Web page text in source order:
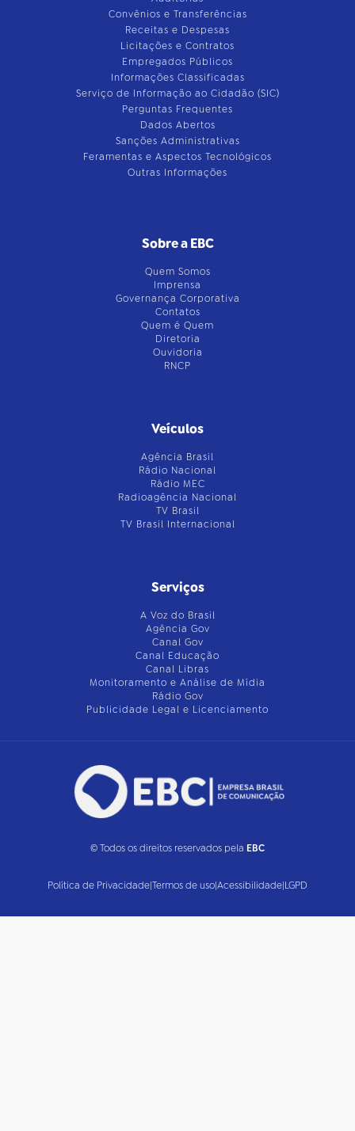
Convênios e Transferências
Receitas e Despesas
Licitações e Contratos
Empregados Públicos
Informações Classificadas
Serviço de Informação ao Cidadão (SIC)
Perguntas Frequentes
Dados Abertos
Sanções Administrativas
Feramentas e Aspectos Tecnológicos
Outras Informações
Sobre a EBC
Quem Somos
Imprensa
Governança Corporativa
Contatos
Quem é Quem
Diretoria
Ouvidoria
RNCP
Veículos
Agência Brasil
Rádio Nacional
Rádio MEC
Radioagência Nacional
TV Brasil
TV Brasil Internacional
Serviços
A Voz do Brasil
Agência Gov
Canal Gov
Canal Educação
Canal Libras
Monitoramento e Análise de Mídia
Rádio Gov
Publicidade Legal e Licenciamento
© Todos os direitos reservados pela EBC
Política de Privacidade|Termos de uso|Acessibilidade|LGPD